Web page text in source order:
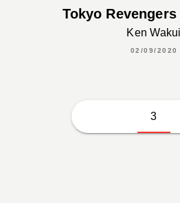
Tokyo Revengers
Ken Wakui
02/09/2020
3